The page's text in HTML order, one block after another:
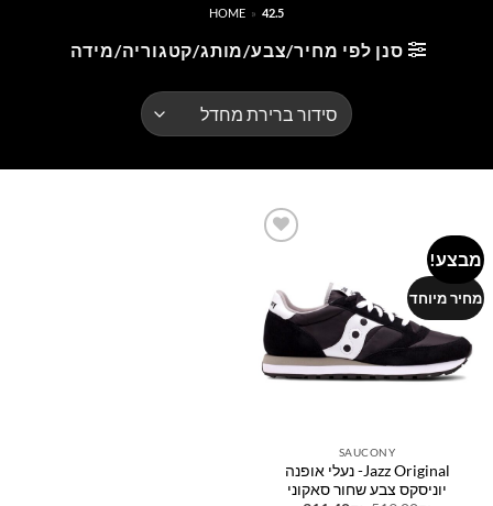
HOME » 42.5
סנן לפי מחיר/צבע/מותג/קטגוריה/מידה
מבצע!
מחיר מיוחד
SAUCONY
Jazz Original- נעלי אופנה
יוניסקס צבע שחור סאקוני